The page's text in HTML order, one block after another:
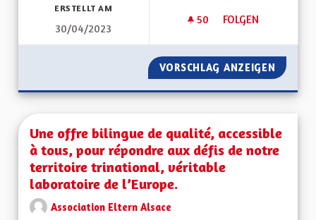
ERSTELLT AM
30/04/2023
50 50 FOLLOWER
FOLGEN
ÉTAT DES VOIRIES
VORSCHLAG ANZEIGEN ÉTAT
Une offre bilingue de qualité, accessible
à tous, pour répondre aux défis de notre
territoire trinational, véritable
laboratoire de l’Europe.
Association Eltern Alsace